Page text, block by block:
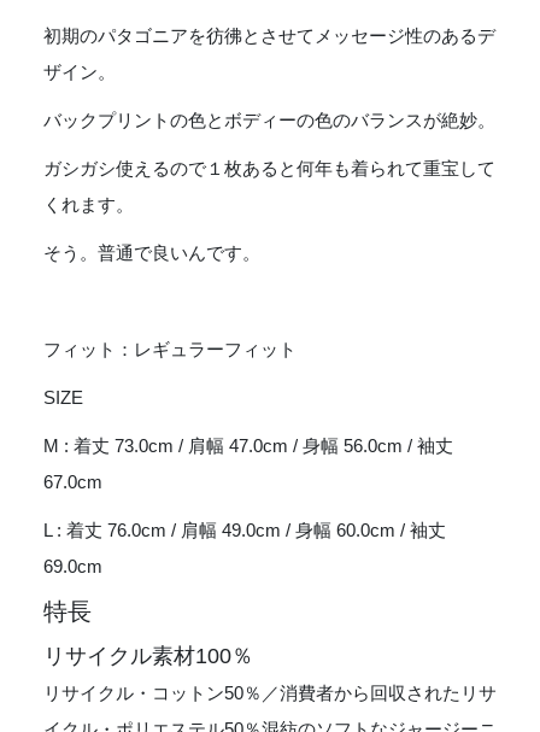
初期のパタゴニアを彷彿とさせてメッセージ性のあるデ
ザイン。
バックプリントの色とボディーの色のバランスが絶妙。
ガシガシ使えるので１枚あると何年も着られて重宝して
くれます。
そう。普通で良いんです。
フィット：レギュラーフィット
SIZE
M : 着丈 73.0cm / 肩幅 47.0cm / 身幅 56.0cm / 袖丈
67.0cm
L : 着丈 76.0cm / 肩幅 49.0cm / 身幅 60.0cm / 袖丈
69.0cm
特長
リサイクル素材100％
リサイクル・コットン50％／消費者から回収されたリサ